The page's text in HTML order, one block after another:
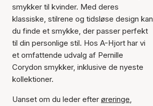
smykker til kvinder. Med deres
klassiske, stilrene og tidsløse design kan
du finde et smykke, der passer perfekt
til din personlige stil. Hos A-Hjort har vi
et omfattende udvalg af Pernille
Corydon smykker, inklusive de nyeste
kollektioner.
Uanset om du leder efter øreringe,